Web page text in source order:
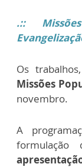
.::
Os
Missões
novembro.
A